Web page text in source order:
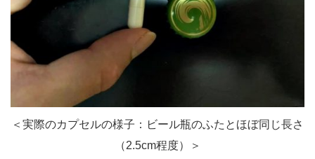
＜実際のカプセルの様子：ビール瓶のふたとほぼ同じ長さ
（2.5cm程度）＞